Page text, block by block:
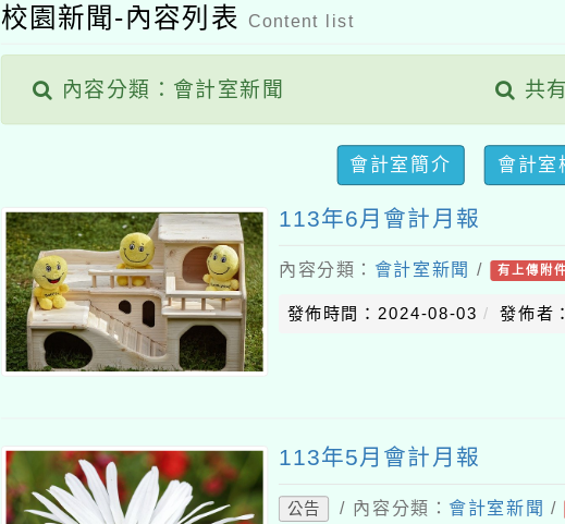
校園新聞-內容列表 Content list
內容分類：會計室新聞 共
會計室簡介 會計室
113年6月會計月報
內容分類： 會計室新聞 / 有上傳附
發佈時間：2024-08-03 發佈者
113年5月會計月報
公告 / 內容分類： 會計室新聞 /